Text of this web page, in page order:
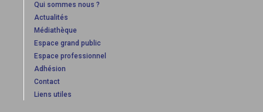
Qui sommes nous ?
Actualités
Médiathèque
Espace grand public
Espace professionnel
Adhésion
Contact
Liens utiles